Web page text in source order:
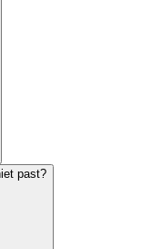
past?